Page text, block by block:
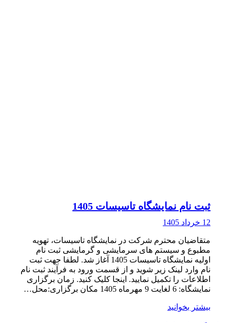
ثبت نام نمایشگاه تاسیسات 1405
12 خرداد 1405
متقاضیان محترم شرکت در نمایشگاه تاسیسات، تهویه
مطبوع و سیستم های سرمایشی و گرمایشی ثبت نام
اولیه نمایشگاه تاسیسات 1405 آغاز شد. لطفا جهت ثبت
نام وارد لینک زیر شوید و از قسمت ورود به فرآیند ثبت نام
اطلاعات را تکمیل نمایید. اینجا کلیک کنید. زمان برگزاری
نمایشگاه: 6 لغایت 9 مهرماه 1405 مکان برگزاری:محل…
بیشتر بخوانید